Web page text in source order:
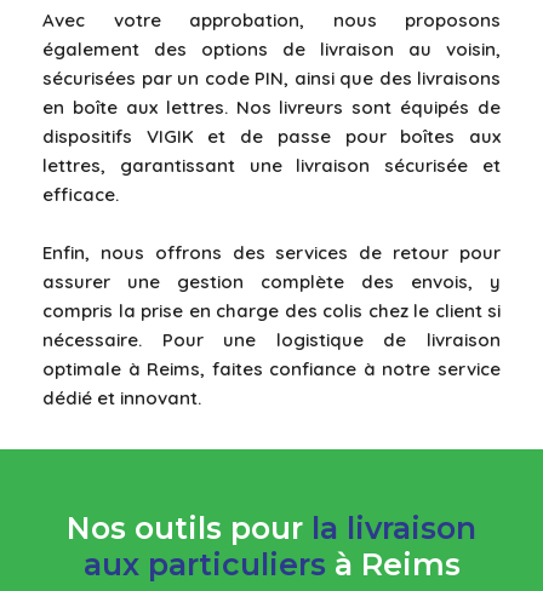
Avec votre approbation, nous proposons
également des options de livraison au voisin,
sécurisées par un code PIN, ainsi que des livraisons
en boîte aux lettres. Nos livreurs sont équipés de
dispositifs VIGIK et de passe pour boîtes aux
lettres, garantissant une livraison sécurisée et
efficace.
Enfin, nous offrons des services de retour pour
assurer une gestion complète des envois, y
compris la prise en charge des colis chez le client si
nécessaire. Pour une logistique de livraison
optimale à Reims, faites confiance à notre service
dédié et innovant.
Nos outils pour la livraison
aux particuliers à Reims